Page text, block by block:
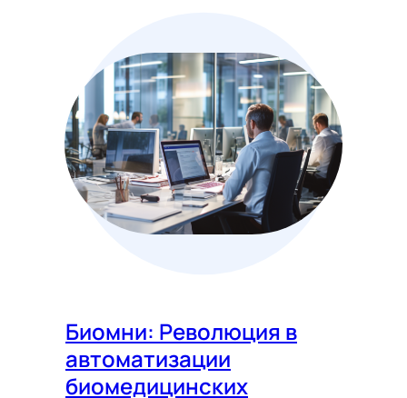
Биомни: Революция в
автоматизации
биомедицинских